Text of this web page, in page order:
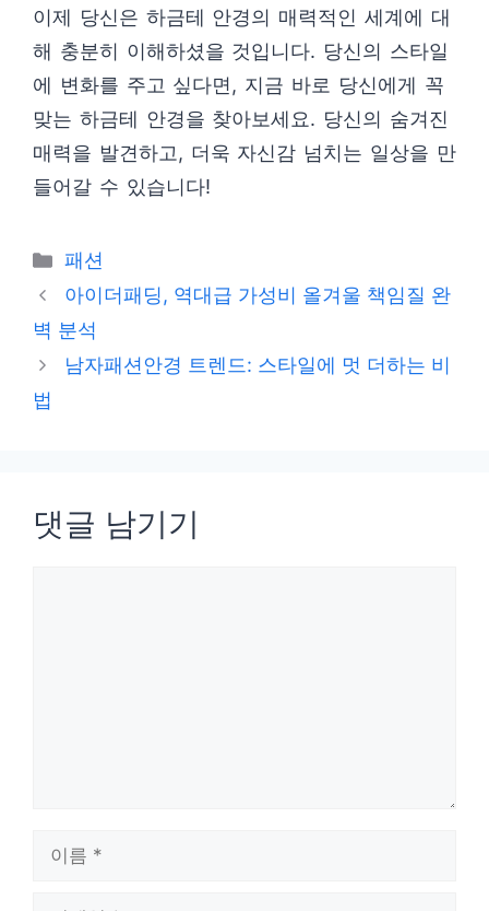
이제 당신은 하금테 안경의 매력적인 세계에 대
해 충분히 이해하셨을 것입니다. 당신의 스타일
에 변화를 주고 싶다면, 지금 바로 당신에게 꼭
맞는 하금테 안경을 찾아보세요. 당신의 숨겨진
매력을 발견하고, 더욱 자신감 넘치는 일상을 만
들어갈 수 있습니다!
카
테
리
패션
아이더패딩, 역대급 가성비 올겨울 책임질 완
벽 분석
남자패션안경 트렌드: 스타일에 멋 더하는 비
법
댓글 남기기